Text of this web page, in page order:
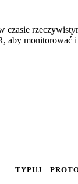
monitorować i
TYPUJ